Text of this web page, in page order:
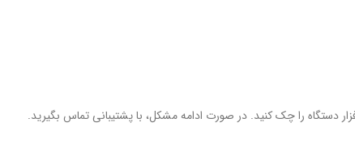
دستگاه را چک کنید. در صورت ادامه مشکل، با پشتیبانی تماس بگیرید.